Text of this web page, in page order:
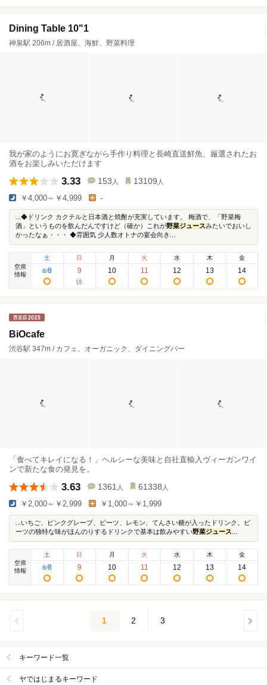
Dining Table 10"1
神泉駅 206m / 居酒屋、海鮮、野菜料理
我が家のようにお寛ぎながら手作り料理と長崎直送鮮魚、厳選されたお
酒をお楽しみいただけます
3.33 153 人 13109 人
￥4,000～￥4,999 -
...◆ドリンク カクテルと日本酒と焼酎が充実しています。 梅酒で、「野菜梅
酒」というものを飲んだんですけど（確か）これが野菜ジュースみたいでおいし
かったなぁ・・・ ◆雰囲気 少人数オトナの宴会向き...
空席
情報
土
8/8
日
9
月
10
火
11
水
12
木
13
金
14
BiOcafe
渋谷駅 347m / カフェ、オーガニック、ダイニングバー
「食べてキレイになる！」ヘルシーな美味と自社直輸入ヴィーガンワイ
ンで新たな食の発見を。
3.63 1361 人 61338 人
￥2,000～￥2,999 ￥1,000～￥1,999
...いちご、ピンクグレープ、ピーツ、レモン、てんさい糖が入ったドリンク。ビ
ーツの独特な味がほんのりするドリンクで基本は飲みやすい野菜ジュース
空席
情報
土
8/8
日
9
月
10
火
11
水
12
木
13
金
14
1 2 3
キーワード一覧
ヤではじまるキーワード